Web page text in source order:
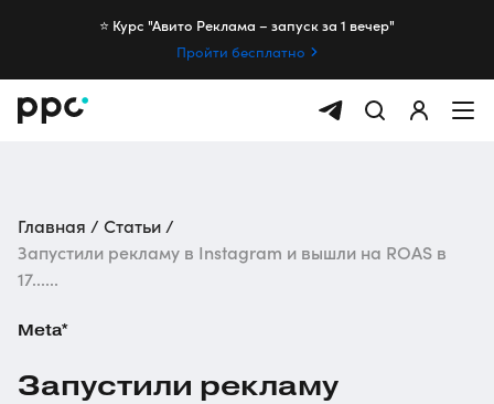
⭐️ Курс "Авито Реклама – запуск за 1 вечер"
Пройти бесплатно
Главная
Статьи
Запустили рекламу в Instagram и вышли на ROAS в
17......
Meta*
Запустили рекламу